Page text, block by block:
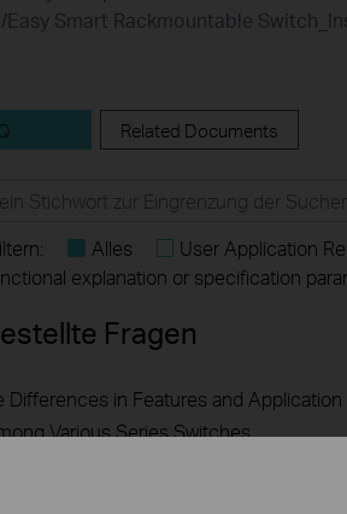
Easy Smart Rackmountable
Related Documents
Alles User Application
explanation or specification
Fragen
Differences in Features and Application
Various Series Switches
LED Indicators Off on My TP-